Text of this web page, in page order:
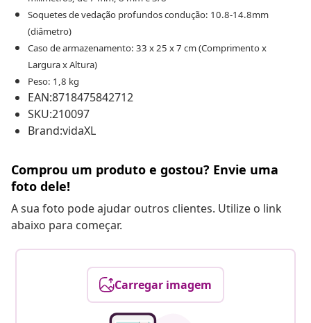
Soquetes de vedação profundos condução: 10.8-14.8mm
(diâmetro)
Caso de armazenamento: 33 x 25 x 7 cm (Comprimento x
Largura x Altura)
Peso: 1,8 kg
EAN:8718475842712
SKU:210097
Brand:vidaXL
Comprou um produto e gostou? Envie uma
foto dele!
A sua foto pode ajudar outros clientes. Utilize o link
abaixo para começar.
Carregar imagem